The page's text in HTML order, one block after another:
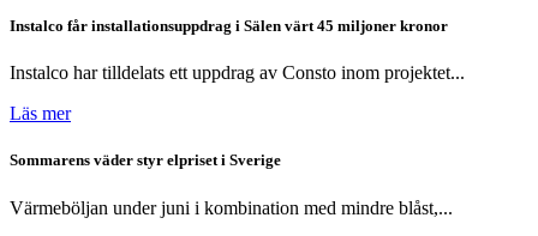
Instalco får installationsuppdrag i Sälen värt 45 miljoner kronor
Instalco har tilldelats ett uppdrag av Consto inom projektet...
Läs mer
Sommarens väder styr elpriset i Sverige
Värmeböljan under juni i kombination med mindre blåst,...